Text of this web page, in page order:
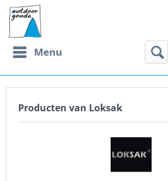
Menu
Producten van Loksak